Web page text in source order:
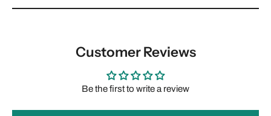
Customer Reviews
Be the first to write a review